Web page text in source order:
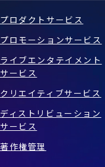
プロダクトサービス
プロモーションサービス
ライブエンタテイメント
サービス
クリエイティブサービス
ディストリビューション
サービス
著作権管理